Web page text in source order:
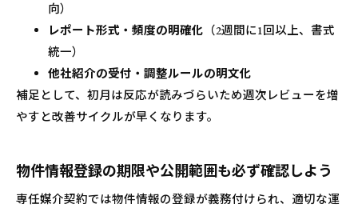
向）
レポート形式・頻度の明確化 （2週間に1回以上、書式
統一）
他社紹介の受付・調整ルールの明文化
補足として、初月は反応が読みづらいため週次レビューを増
やすと改善サイクルが早くなります。
物件情報登録の期限や公開範囲も必ず確認しよう
専任媒介契約では物件情報の登録が義務付けられ、適切な運